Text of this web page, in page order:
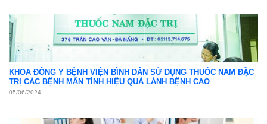
KHOA ĐÔNG Y BỆNH VIỆN BÌNH DÂN SỬ DỤNG THUỐC NAM ĐẶC
TRỊ CÁC BỆNH MÃN TÍNH HIỆU QUẢ LÀNH BỆNH CAO
05/06/2024